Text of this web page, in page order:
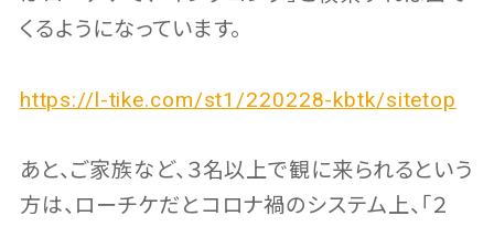
くるようになっています。
https://l-tike.com/st1/220228-kbtk/sitetop
あと、ご家族など、３名以上で観に来られるという
方は、ローチケだとコロナ禍のシステム上、「２